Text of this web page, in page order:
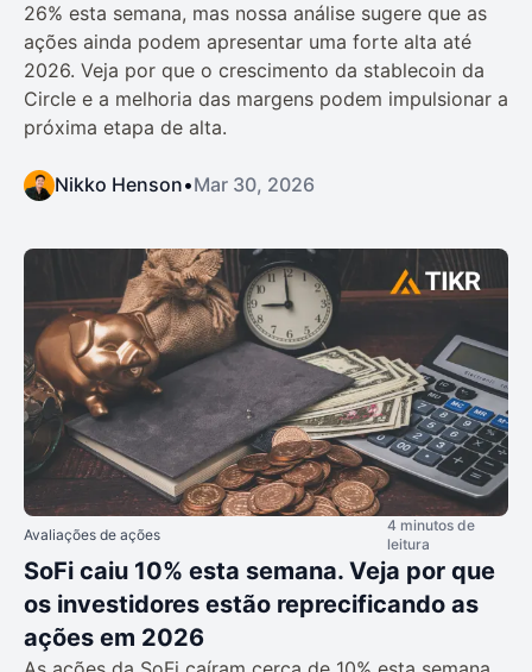
26% esta semana, mas nossa análise sugere que as
ações ainda podem apresentar uma forte alta até
2026. Veja por que o crescimento da stablecoin da
Circle e a melhoria das margens podem impulsionar a
próxima etapa de alta.
Nikko Henson•Mar 30, 2026
Avaliações de ações
4 minutos de
leitura
SoFi caiu 10% esta semana. Veja por que
os investidores estão reprecificando as
ações em 2026